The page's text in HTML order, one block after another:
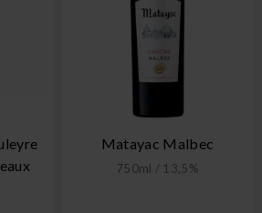
Matayac Malbec
750ml / 13,5%